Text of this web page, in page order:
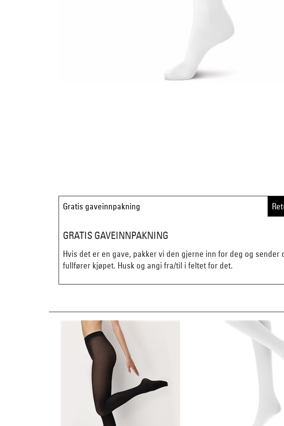
Gratis gaveinnpakning
GRATIS GAVEINNPAKNING
Hvis det er en gave, pakker vi den gjerne inn for deg og
fullfører kjøpet. Husk og angi fra/til i feltet for det.